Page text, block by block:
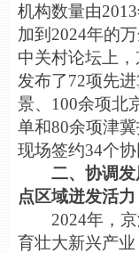
机构数量由
加到2024年的
中关村论坛上
发布了72项先
景、100余项北
单和80余项津冀
现场签约34个协
二、协调
点区域迸发活力
2024年，
育壮大新兴产